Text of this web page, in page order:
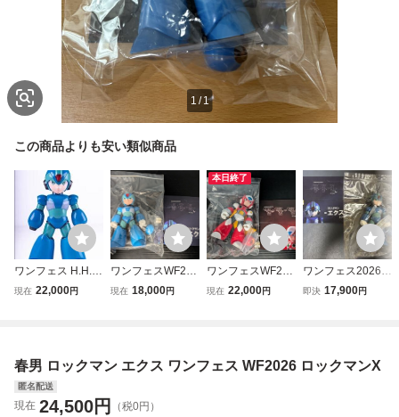
1 / 1
この商品よりも安い類似商品
ワンフェス H.H.C
HHC STUDIO 春
現在 22,000円
ワンフェスWF202
6夏 H.H.C HHC S
EGAMAN 新品未
現在 18,000円
本日終了
ワンフェスWF202
6夏 H.H.C HHC S
MEGAMAN 新品
現在 22,000円
ワンフェス2026夏
WF2026S H.H.C
CKMAN MEGAMA
即決 17,900円
春男 ロックマン エクス ワンフェス WF2026 ロックマンX
匿名配送
現在 24,500円 （税0円）